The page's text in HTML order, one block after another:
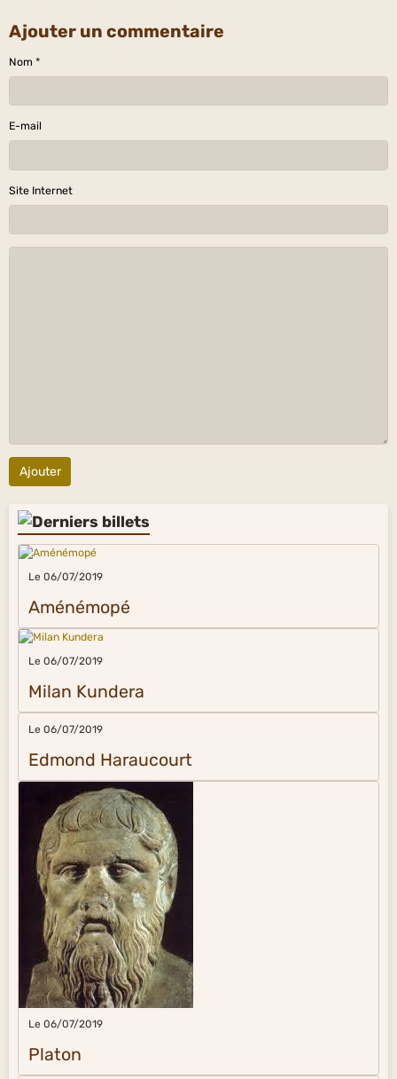
Ajouter un commentaire
Nom
E-mail
Site Internet
Ajouter
Le 06/07/2019
Aménémopé
Le 06/07/2019
Milan Kundera
Le 06/07/2019
Edmond Haraucourt
Le 06/07/2019
Platon